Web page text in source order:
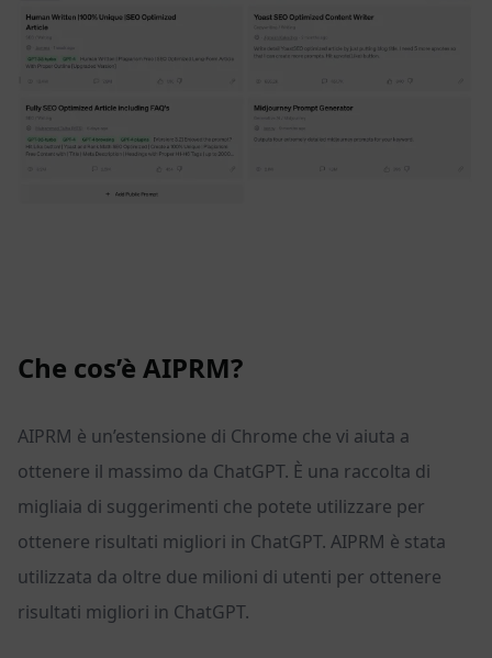
Che cos’è AIPRM?
AIPRM è un’estensione di Chrome che vi aiuta a
ottenere il massimo da ChatGPT. È una raccolta di
migliaia di suggerimenti che potete utilizzare per
ottenere risultati migliori in ChatGPT. AIPRM è stata
utilizzata da oltre due milioni di utenti per ottenere
risultati migliori in ChatGPT.